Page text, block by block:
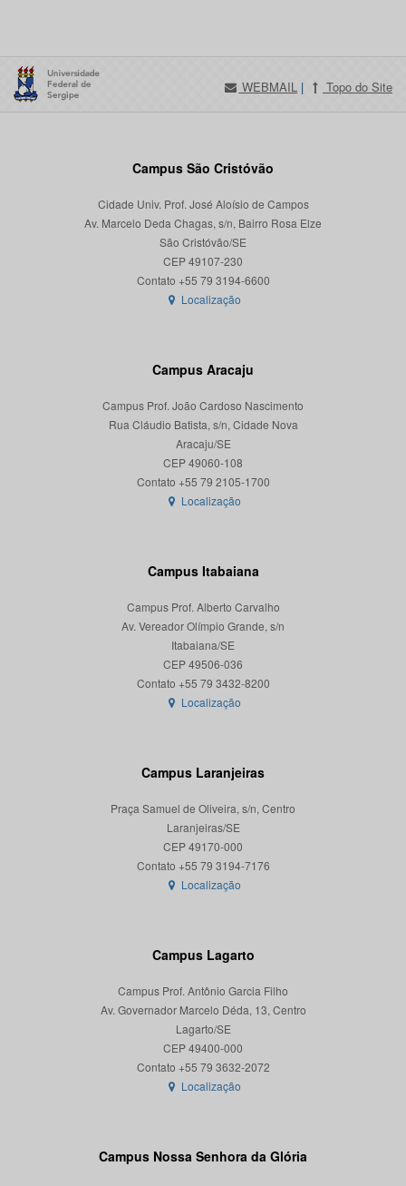
WEBMAIL | Topo do Site
Campus São Cristóvão
Cidade Univ. Prof. José Aloísio de Campos
Av. Marcelo Deda Chagas, s/n, Bairro Rosa Elze
São Cristóvão/SE
CEP 49107-230
Localização
Campus Aracaju
Campus Prof. João Cardoso Nascimento
Rua Cláudio Batista, s/n, Cidade Nova
Aracaju/SE
CEP 49060-108
Localização
Campus Itabaiana
Campus Prof. Alberto Carvalho
Av. Vereador Olímpio Grande, s/n
Itabaiana/SE
CEP 49506-036
Localização
Campus Laranjeiras
Praça Samuel de Oliveira, s/n, Centro
Laranjeiras/SE
CEP 49170-000
Localização
Campus Lagarto
Campus Prof. Antônio Garcia Filho
Av. Governador Marcelo Déda, 13, Centro
Lagarto/SE
CEP 49400-000
Localização
Campus Nossa Senhora da Glória